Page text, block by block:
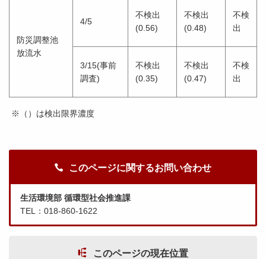
防災調整池
放流水
4/5
不検出
(0.56)
不検出
(0.48)
不検
出
3/15(事前
調査)
不検出
(0.35)
不検出
(0.47)
不検
出
※（）は検出限界濃度
このページに関するお問い合わせ
生活環境部 循環型社会推進課
TEL：018-860-1622
このページの現在位置